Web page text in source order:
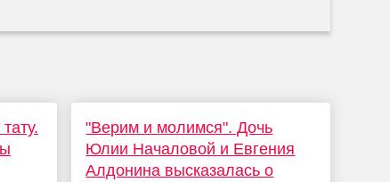
"Верим и молимся". Дочь
Юлии Началовой и Евгения
Алдонина высказалась о